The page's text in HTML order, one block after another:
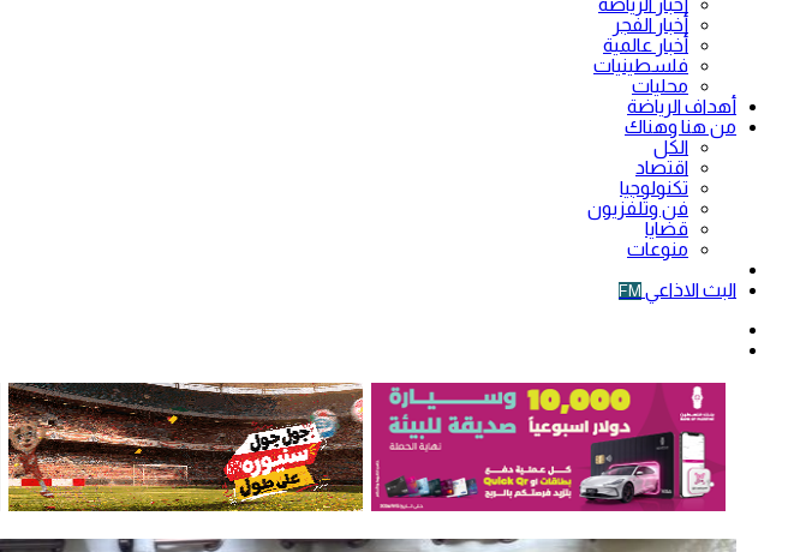
أخبار الرياضة
أخبار الفجر
أخبار عالمية
فلسطينيات
محليات
أهداف الرياضة
من هنا وهناك
الكل
اقتصاد
تكنولوجيا
فن وتلفزيون
قضايا
منوعات
البث الاذاعي FM